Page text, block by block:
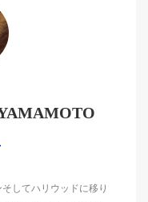
してハリウッドに移り